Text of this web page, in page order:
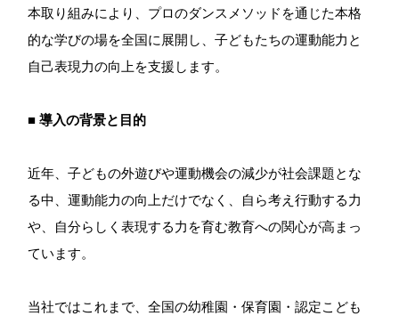
本取り組みにより、プロのダンスメソッドを通じた本格
的な学びの場を全国に展開し、子どもたちの運動能力と
自己表現力の向上を支援します。
■ 導入の背景と目的
近年、子どもの外遊びや運動機会の減少が社会課題とな
る中、運動能力の向上だけでなく、自ら考え行動する力
や、自分らしく表現する力を育む教育への関心が高まっ
ています。
当社ではこれまで、全国の幼稚園・保育園・認定こども